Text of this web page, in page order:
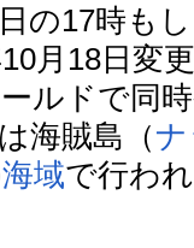
の17時も
10月18日変
ルドで同
海賊島（
海域で行わ